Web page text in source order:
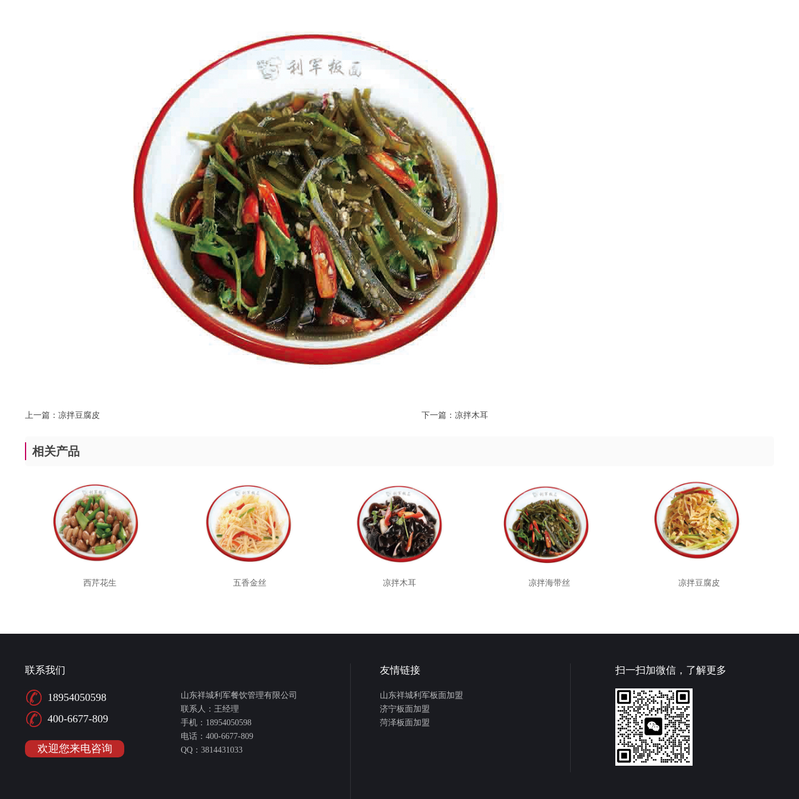
上一篇： 凉拌豆腐皮 下一篇： 凉拌木耳
相关产品
西芹花生 五香金丝 凉拌木耳 凉拌海带丝 凉拌豆腐皮
联系我们
18954050598
400-6677-809
欢迎您来电咨询
山东祥城利军餐饮管理有限公司
联系人：王经理
手机：18954050598
电话：400-6677-809
QQ：3814431033
友情链接
山东祥城利军板面加盟
济宁板面加盟
菏泽板面加盟
扫一扫加微信，了解更多